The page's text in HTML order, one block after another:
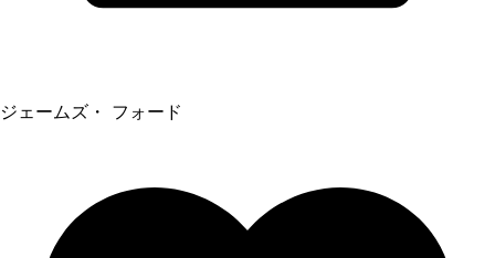
ジェームズ・ フォード